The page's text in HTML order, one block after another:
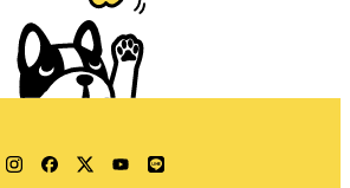
Instagram
Facebook
TwitterYouTube
LINE